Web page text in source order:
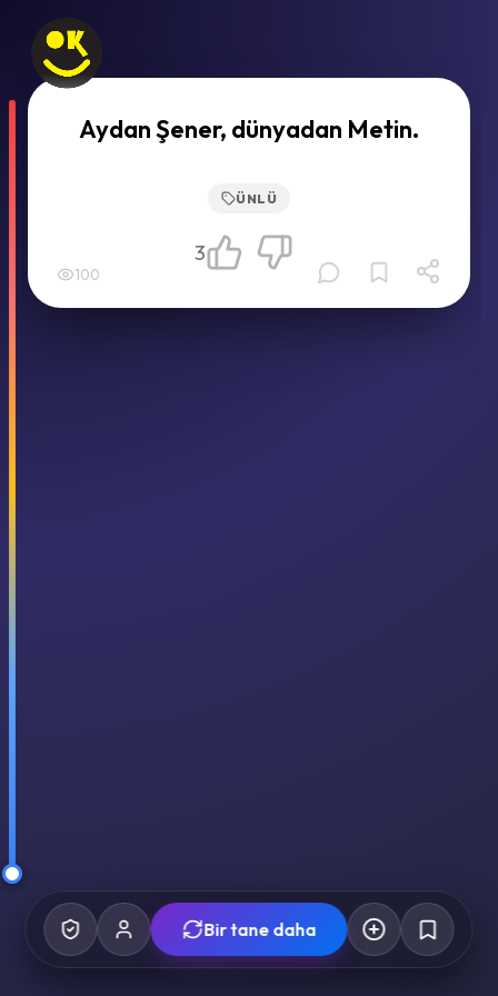
Aydan Şener, dünyadan Metin.
ÜNLÜ
100
3
Bir tane daha